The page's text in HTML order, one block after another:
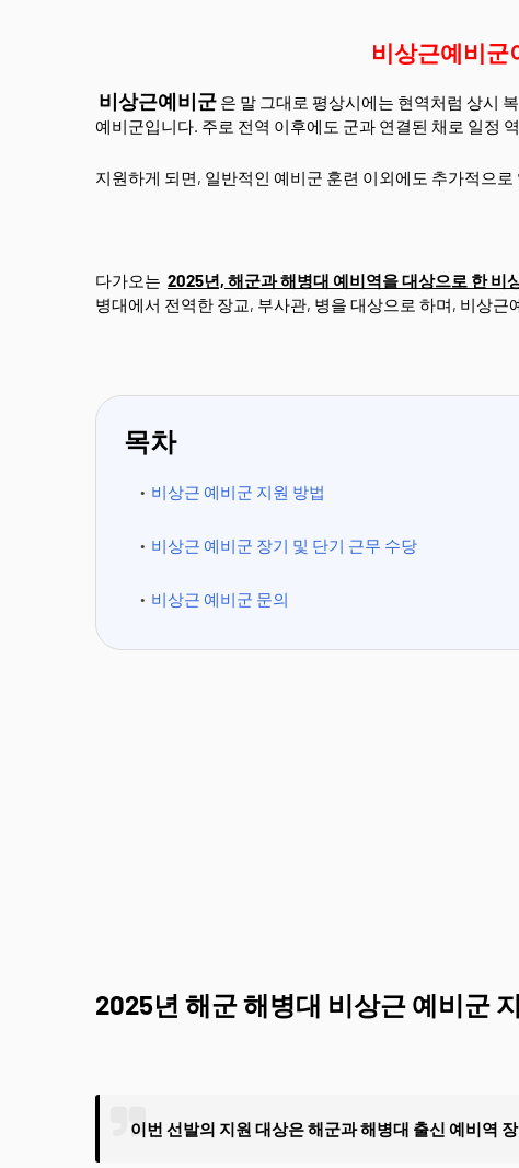
비상근예비군
비상근예비군 은 말 그대로 평상시에는 현역처럼 상시
예비군입니다. 주로 전역 이후에도 군과 연결된 채로 일정
지원하게 되면, 일반적인 예비군 훈련 이외에도 추가적으
다가오는 2025년, 해군과 해병대 예비역을 대상으로 한 비
병대에서 전역한 장교, 부사관, 병을 대상으로 하며, 비상
목차
비상근 예비군 지원 방법
비상근 예비군 장기 및 단기 근무 수당
비상근 예비군 문의
2025년 해군 해병대 비상근 예비군
이번 선발의 지원 대상은 해군과 해병대 출신 예비역